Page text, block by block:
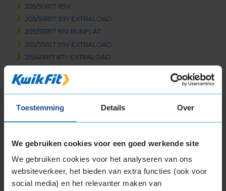
Toestemming Details Over
We gebruiken cookies voor een goed werkende site
We gebruiken cookies voor het analyseren van ons
websiteverkeer, het bieden van extra functies (ook voor
social media) en het relevanter maken van
205/50R17 89V
205/50R17 93Y EXTRALOAD
205/55R17 91V RUNFLAT
205/55R17 95V EXTRALOAD
215/40R17 87Y EXTRALOAD
215/50R17 91Y
215/55R17 94V
225/45R17 91W
225/45R17 91Y
225/55R17 97W RUNFLAT
225/55R17 97Y RUNFLAT
225/55R17 97Y RUNFLAT
225/60R17 99V RUNFLAT